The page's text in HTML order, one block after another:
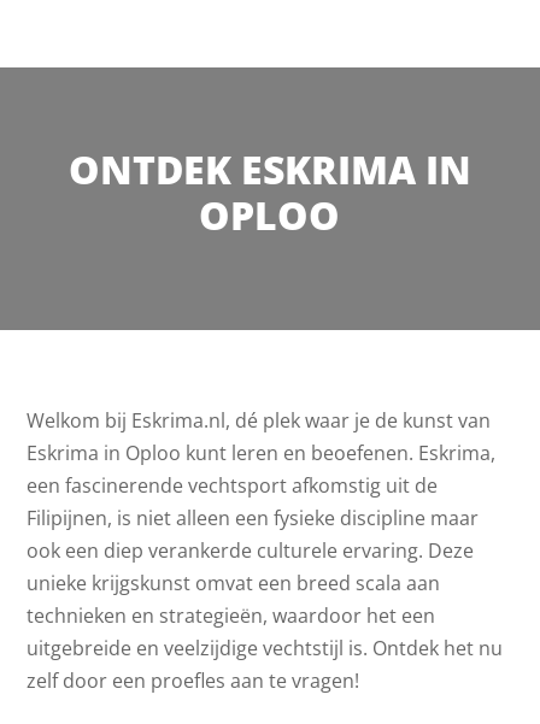
ONTDEK ESKRIMA IN
OPLOO
Welkom bij Eskrima.nl, dé plek waar je de kunst van
Eskrima in Oploo kunt leren en beoefenen. Eskrima,
een fascinerende vechtsport afkomstig uit de
Filipijnen, is niet alleen een fysieke discipline maar
ook een diep verankerde culturele ervaring. Deze
unieke krijgskunst omvat een breed scala aan
technieken en strategieën, waardoor het een
uitgebreide en veelzijdige vechtstijl is. Ontdek het nu
zelf door een proefles aan te vragen!